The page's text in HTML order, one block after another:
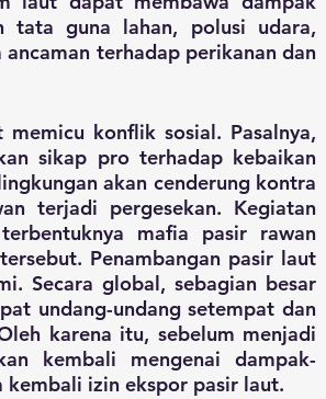
tata guna lahan, polusi udara,
terhadap perikanan dan
konflik sosial. Pasalnya,
sikap pro terhadap kebaikan
akan cenderung kontra
terjadi pergesekan. Kegiatan
mafia pasir rawan
Penambangan pasir laut
Secara global, sebagian besar
undang-undang setempat dan
karena itu, sebelum menjadi
kembali mengenai dampak-
izin ekspor pasir laut.